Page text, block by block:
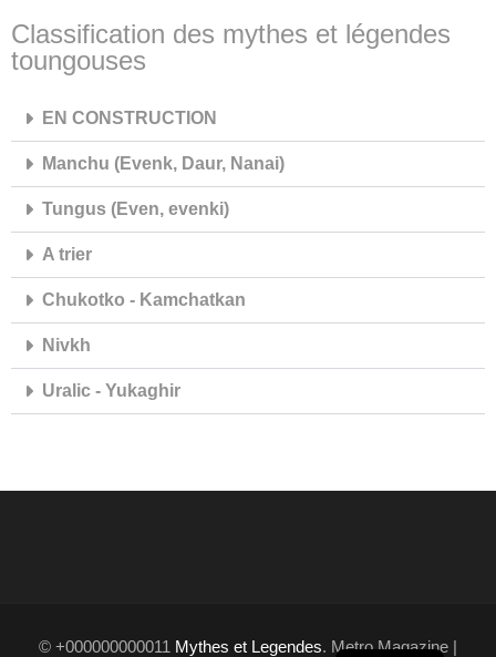
Classification des mythes et légendes
toungouses
EN CONSTRUCTION
Manchu (Evenk, Daur, Nanai)
Tungus (Even, evenki)
A trier
Chukotko - Kamchatkan
Nivkh
Uralic - Yukaghir
© +000000000011 Mythes et Legendes. Metro Magazine |
EN